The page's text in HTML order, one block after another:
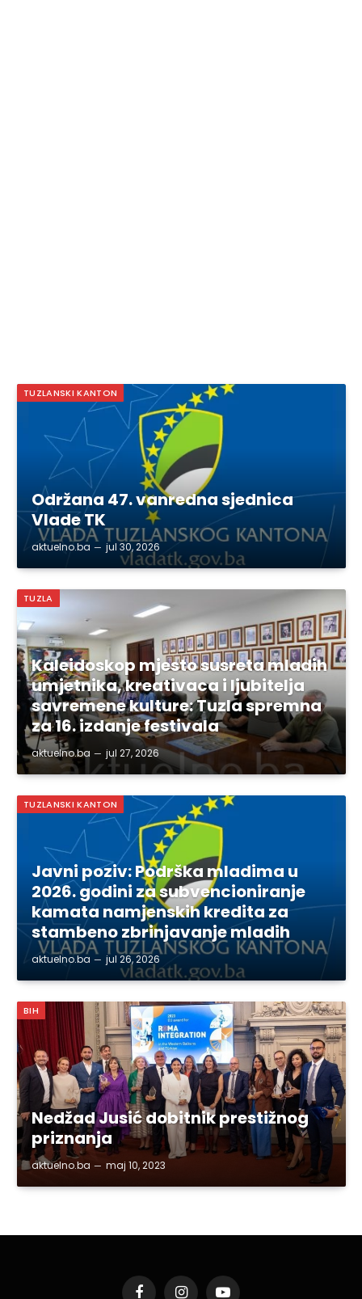
TUZLANSKI KANTON
Održana 47. vanredna sjednica
Vlade TK
aktuelno.ba jul 30, 2026
TUZLA
Kaleidoskop mjesto susreta mladih
umjetnika, kreativaca i ljubitelja
savremene kulture: Tuzla spremna
za 16. izdanje festivala
aktuelno.ba jul 27, 2026
TUZLANSKI KANTON
Javni poziv: Podrška mladima u
2026. godini za subvencioniranje
kamata namjenskih kredita za
stambeno zbrinjavanje mladih
aktuelno.ba jul 26, 2026
BIH
Nedžad Jusić dobitnik prestižnog
priznanja
aktuelno.ba maj 10, 2023